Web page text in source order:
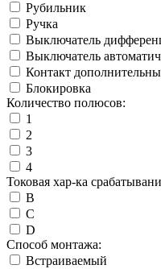
Рубильник
Ручка
Выключатель
Выключатель
Контакт
Блокировка
Количество полюсов:
1
2
3
4
Токовая хар-ка
B
C
D
Способ монтажа:
Встраиваемый